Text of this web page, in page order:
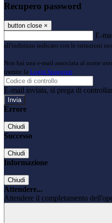
Recupero password
button close ×
E-
all'indirizzo indicato con le istruzioni
Non hai una e-mail associata al nome
tramite la Login Spaggiari
E-mail inviata, si prega di
Errore
Chiudi
Successo
Chiudi
Informazione
Chiudi
Attendere...
Attendere il completamento